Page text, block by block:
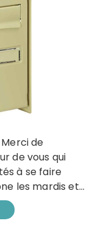
de vous qui
à se faire
les mardis et…